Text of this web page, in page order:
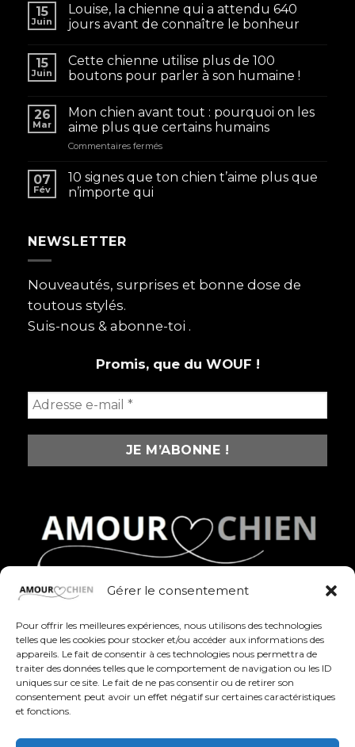
Gérer le consentement
Pour offrir les meilleures expériences, nous utilisons des technologies
telles que les cookies pour stocker et/ou accéder aux informations des
appareils. Le fait de consentir à ces technologies nous permettra de
traiter des données telles que le comportement de navigation ou les ID
uniques sur ce site. Le fait de ne pas consentir ou de retirer son
consentement peut avoir un effet négatif sur certaines caractéristiques
et fonctions.
15
Juin
Louise, la chienne qui a attendu 640
jours avant de connaître le bonheur
15
Juin
Cette chienne utilise plus de 100
boutons pour parler à son humaine !
26
Mar
Mon chien avant tout : pourquoi on les
aime plus que certains humains
Commentaires ferméssur
avant
que
humains
07
Fév
10 signes que ton chien t’aime plus que
n’importe qui
NEWSLETTER
Nouveautés, surprises et bonne dose de
toutous stylés.
Suis-nous & abonne-toi .
Promis, que du WOUF !
Des produits fun, stylés et pleins d’amour pour
célébrer nos compagnons à quatre pattes au
quotidien